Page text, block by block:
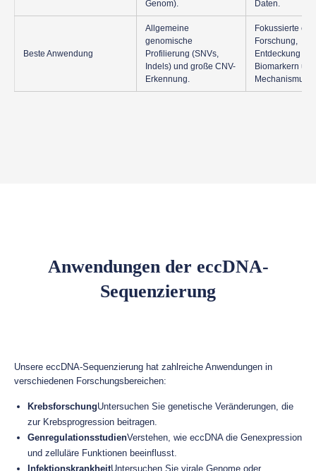
Genom).
Daten.
Beste Anwendung
Allgemeine
genomische
Profilierung (SNVs,
Indels) und große CNV-
Erkennung.
Fokussierte
Forschung,
Entdeckung von
Biomarkern und
Anwendungen der eccDNA-
Sequenzierung
Unsere eccDNA-Sequenzierung hat zahlreiche Anwendungen in
verschiedenen Forschungsbereichen:
KrebsforschungUntersuchen Sie genetische Veränderungen, die
zur Krebsprogression beitragen.
GenregulationsstudienVerstehen, wie eccDNA die Genexpression
und zelluläre Funktionen beeinflusst.
InfektionskrankheitUntersuchen Sie virale Genome oder